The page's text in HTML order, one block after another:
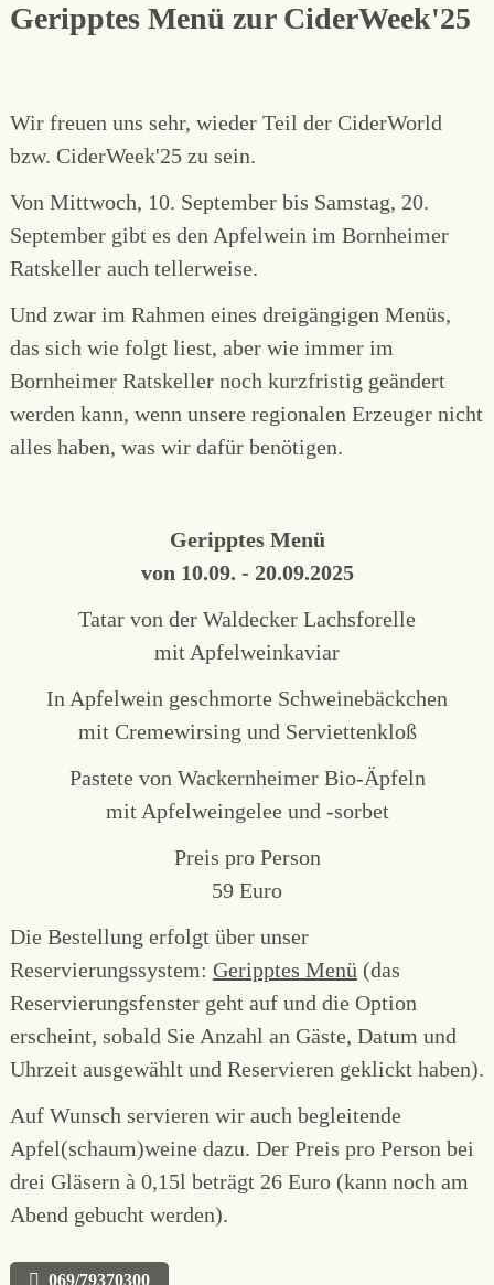
Geripptes Menü zur CiderWeek'25
Wir freuen uns sehr, wieder Teil der CiderWorld
bzw. CiderWeek'25 zu sein.
Von Mittwoch, 10. September bis Samstag, 20.
September gibt es den Apfelwein im Bornheimer
Ratskeller auch tellerweise.
Und zwar im Rahmen eines dreigängigen Menüs,
das sich wie folgt liest, aber wie immer im
Bornheimer Ratskeller noch kurzfristig geändert
werden kann, wenn unsere regionalen Erzeuger nicht
alles haben, was wir dafür benötigen.
Geripptes Menü
von 10.09. - 20.09.2025
Tatar von der Waldecker Lachsforelle
mit Apfelweinkaviar
In Apfelwein geschmorte Schweinebäckchen
mit Cremewirsing und Serviettenkloß
Pastete von Wackernheimer Bio-Äpfeln
mit Apfelweingelee und -sorbet
Preis pro Person
59 Euro
Die Bestellung erfolgt über unser
Reservierungssystem: Geripptes Menü (das
Reservierungsfenster geht auf und die Option
erscheint, sobald Sie Anzahl an Gäste, Datum und
Uhrzeit ausgewählt und Reservieren geklickt haben).
Auf Wunsch servieren wir auch begleitende
Apfel(schaum)weine dazu. Der Preis pro Person bei
drei Gläsern à 0,15l beträgt 26 Euro (kann noch am
Abend gebucht werden).
069/79370300